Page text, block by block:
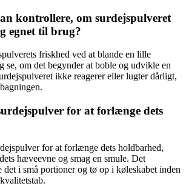
kontrollere, om surdejspulveret
egnet til brug?
friskhed ved at blande en lille
se, om det begynder at boble og udvikle en
ikke reagerer eller lugter dårligt,
for at forlænge dets
for at forlænge dets holdbarhed,
hæveevne og smag en smule. Det
det i små portioner og tø op i køleskabet inden